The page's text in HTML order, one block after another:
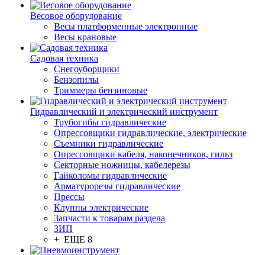
Весовое оборудование
Весы платформенные электронные
Весы крановые
Садовая техника
Снегоуборщики
Бензопилы
Триммеры бензиновые
Гидравлический и электрический инструмент
Трубогибы гидравлические
Опрессовщики гидравлические, электрические
Съемники гидравлические
Опрессовщики кабеля, наконечников, гильз
Секторные ножницы, кабелерезы
Гайколомы гидравлические
Арматурорезы гидравлические
Прессы
Клуппы электрические
Запчасти к товарам раздела
ЗИП
+ ЕЩЕ 8